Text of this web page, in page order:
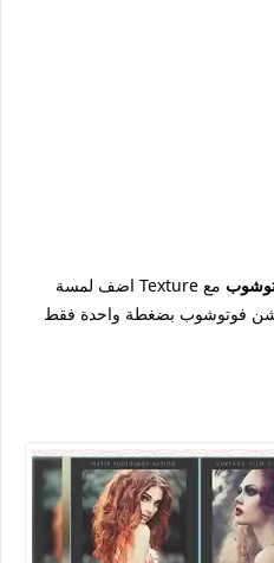
مع Texture اضف لمسة
فوتوشوب بضغطة واحدة فقط